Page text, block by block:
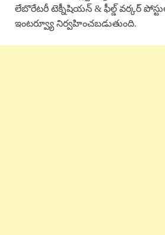
లేబొరేటరీ టెక్నీషియన్ & ఫీల్డ్ వర్కర్
ఇంటర్వ్యూ నిర్వహించబడుతుంది.